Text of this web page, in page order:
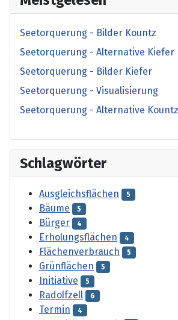
Seetorquerung - Bilder Kountz
Seetorquerung - Alternative Kiefer
Seetorquerung - Bilder Kiefer
Seetorquerung - Visualisierung
Seetorquerung - Alternative Kountz
Schlagwörter
Ausgleichsflächen 5
Bäume 5
Bürger 4
Erholungsflächen 4
Flächenverbrauch 5
Grünflächen 5
Initiative 5
Radolfzell 6
Termin 4